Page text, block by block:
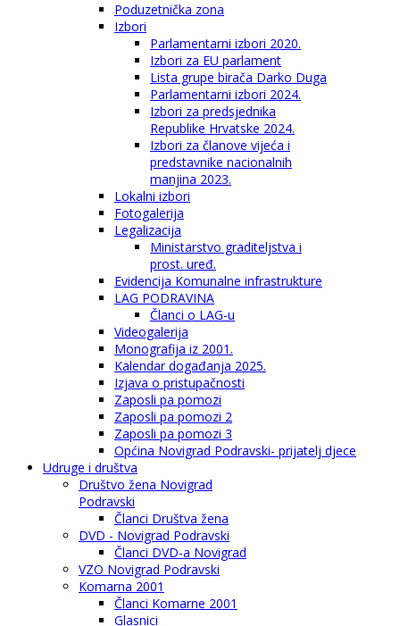
Poduzetnička zona
Izbori
Parlamentarni izbori 2020.
Izbori za EU parlament
Lista grupe birača Darko Duga
Parlamentarni izbori 2024.
Izbori za predsjednika
Republike Hrvatske 2024.
Izbori za članove vijeća i
predstavnike nacionalnih
manjina 2023.
Lokalni izbori
Fotogalerija
Legalizacija
Ministarstvo graditeljstva i
prost. uređ.
Evidencija Komunalne infrastrukture
LAG PODRAVINA
Članci o LAG-u
Videogalerija
Monografija iz 2001.
Kalendar događanja 2025.
Izjava o pristupačnosti
Zaposli pa pomozi
Zaposli pa pomozi 2
Zaposli pa pomozi 3
Općina Novigrad Podravski- prijatelj djece
Udruge i društva
Društvo žena Novigrad
Podravski
Članci Društva žena
DVD - Novigrad Podravski
Članci DVD-a Novigrad
VZO Novigrad Podravski
Komarna 2001
Članci Komarne 2001
Glasnici